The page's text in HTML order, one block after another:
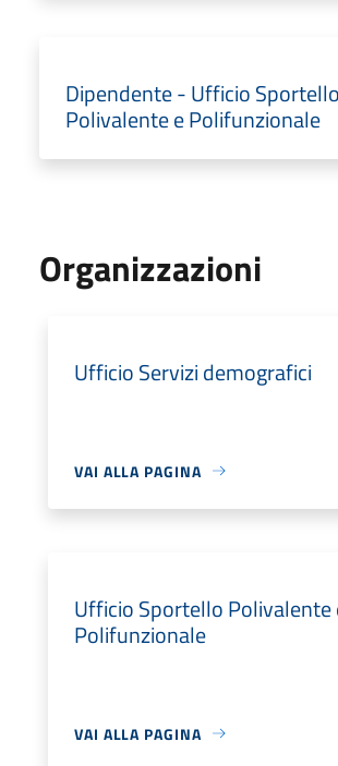
Dipendente - Ufficio Sportello
Polivalente e Polifunzionale
Organizzazioni
Ufficio Servizi demografici
VAI ALLA PAGINA
Ufficio Sportello Polivalente
Polifunzionale
VAI ALLA PAGINA